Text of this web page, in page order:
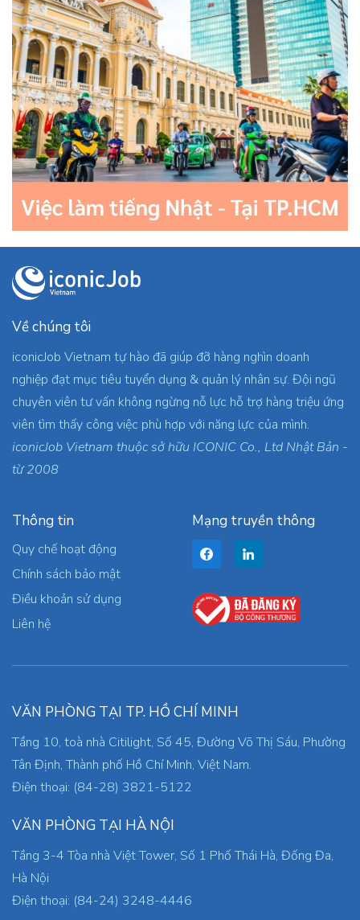
Về chúng tôi
iconicJob Vietnam tự hào đã giúp đỡ hàng nghìn doanh
nghiệp đạt mục tiêu tuyển dụng & quản lý nhân sự. Đội ngũ
chuyên viên tư vấn không ngừng nỗ lực hỗ trợ hàng triệu ứng
viên tìm thấy công việc phù hợp với năng lực của mình.
iconicJob Vietnam thuộc sở hữu ICONIC Co., Ltd Nhật Bản -
từ 2008
Thông tin
Quy chế hoạt động
Chính sách bảo mật
Điều khoản sử dụng
Liên hệ
Mạng truyền thông
VĂN PHÒNG TẠI TP. HỒ CHÍ MINH
Tầng 10, toà nhà Citilight, Số 45, Đường Võ Thị Sáu, Phường
Tân Định, Thành phố Hồ Chí Minh, Việt Nam.
Điện thoại: (84-28) 3821-5122
VĂN PHÒNG TẠI HÀ NỘI
Tầng 3-4 Tòa nhà Việt Tower, Số 1 Phố Thái Hà, Đống Đa,
Hà Nội
Điện thoại: (84-24) 3248-4446